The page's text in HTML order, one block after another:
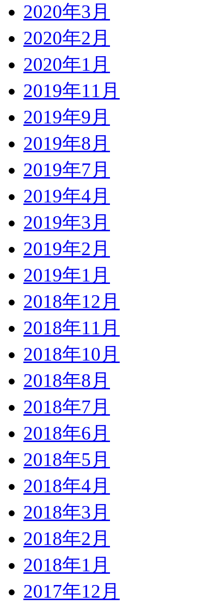
2020年3月
2020年2月
2020年1月
2019年11月
2019年9月
2019年8月
2019年7月
2019年4月
2019年3月
2019年2月
2019年1月
2018年12月
2018年11月
2018年10月
2018年8月
2018年7月
2018年6月
2018年5月
2018年4月
2018年3月
2018年2月
2018年1月
2017年12月